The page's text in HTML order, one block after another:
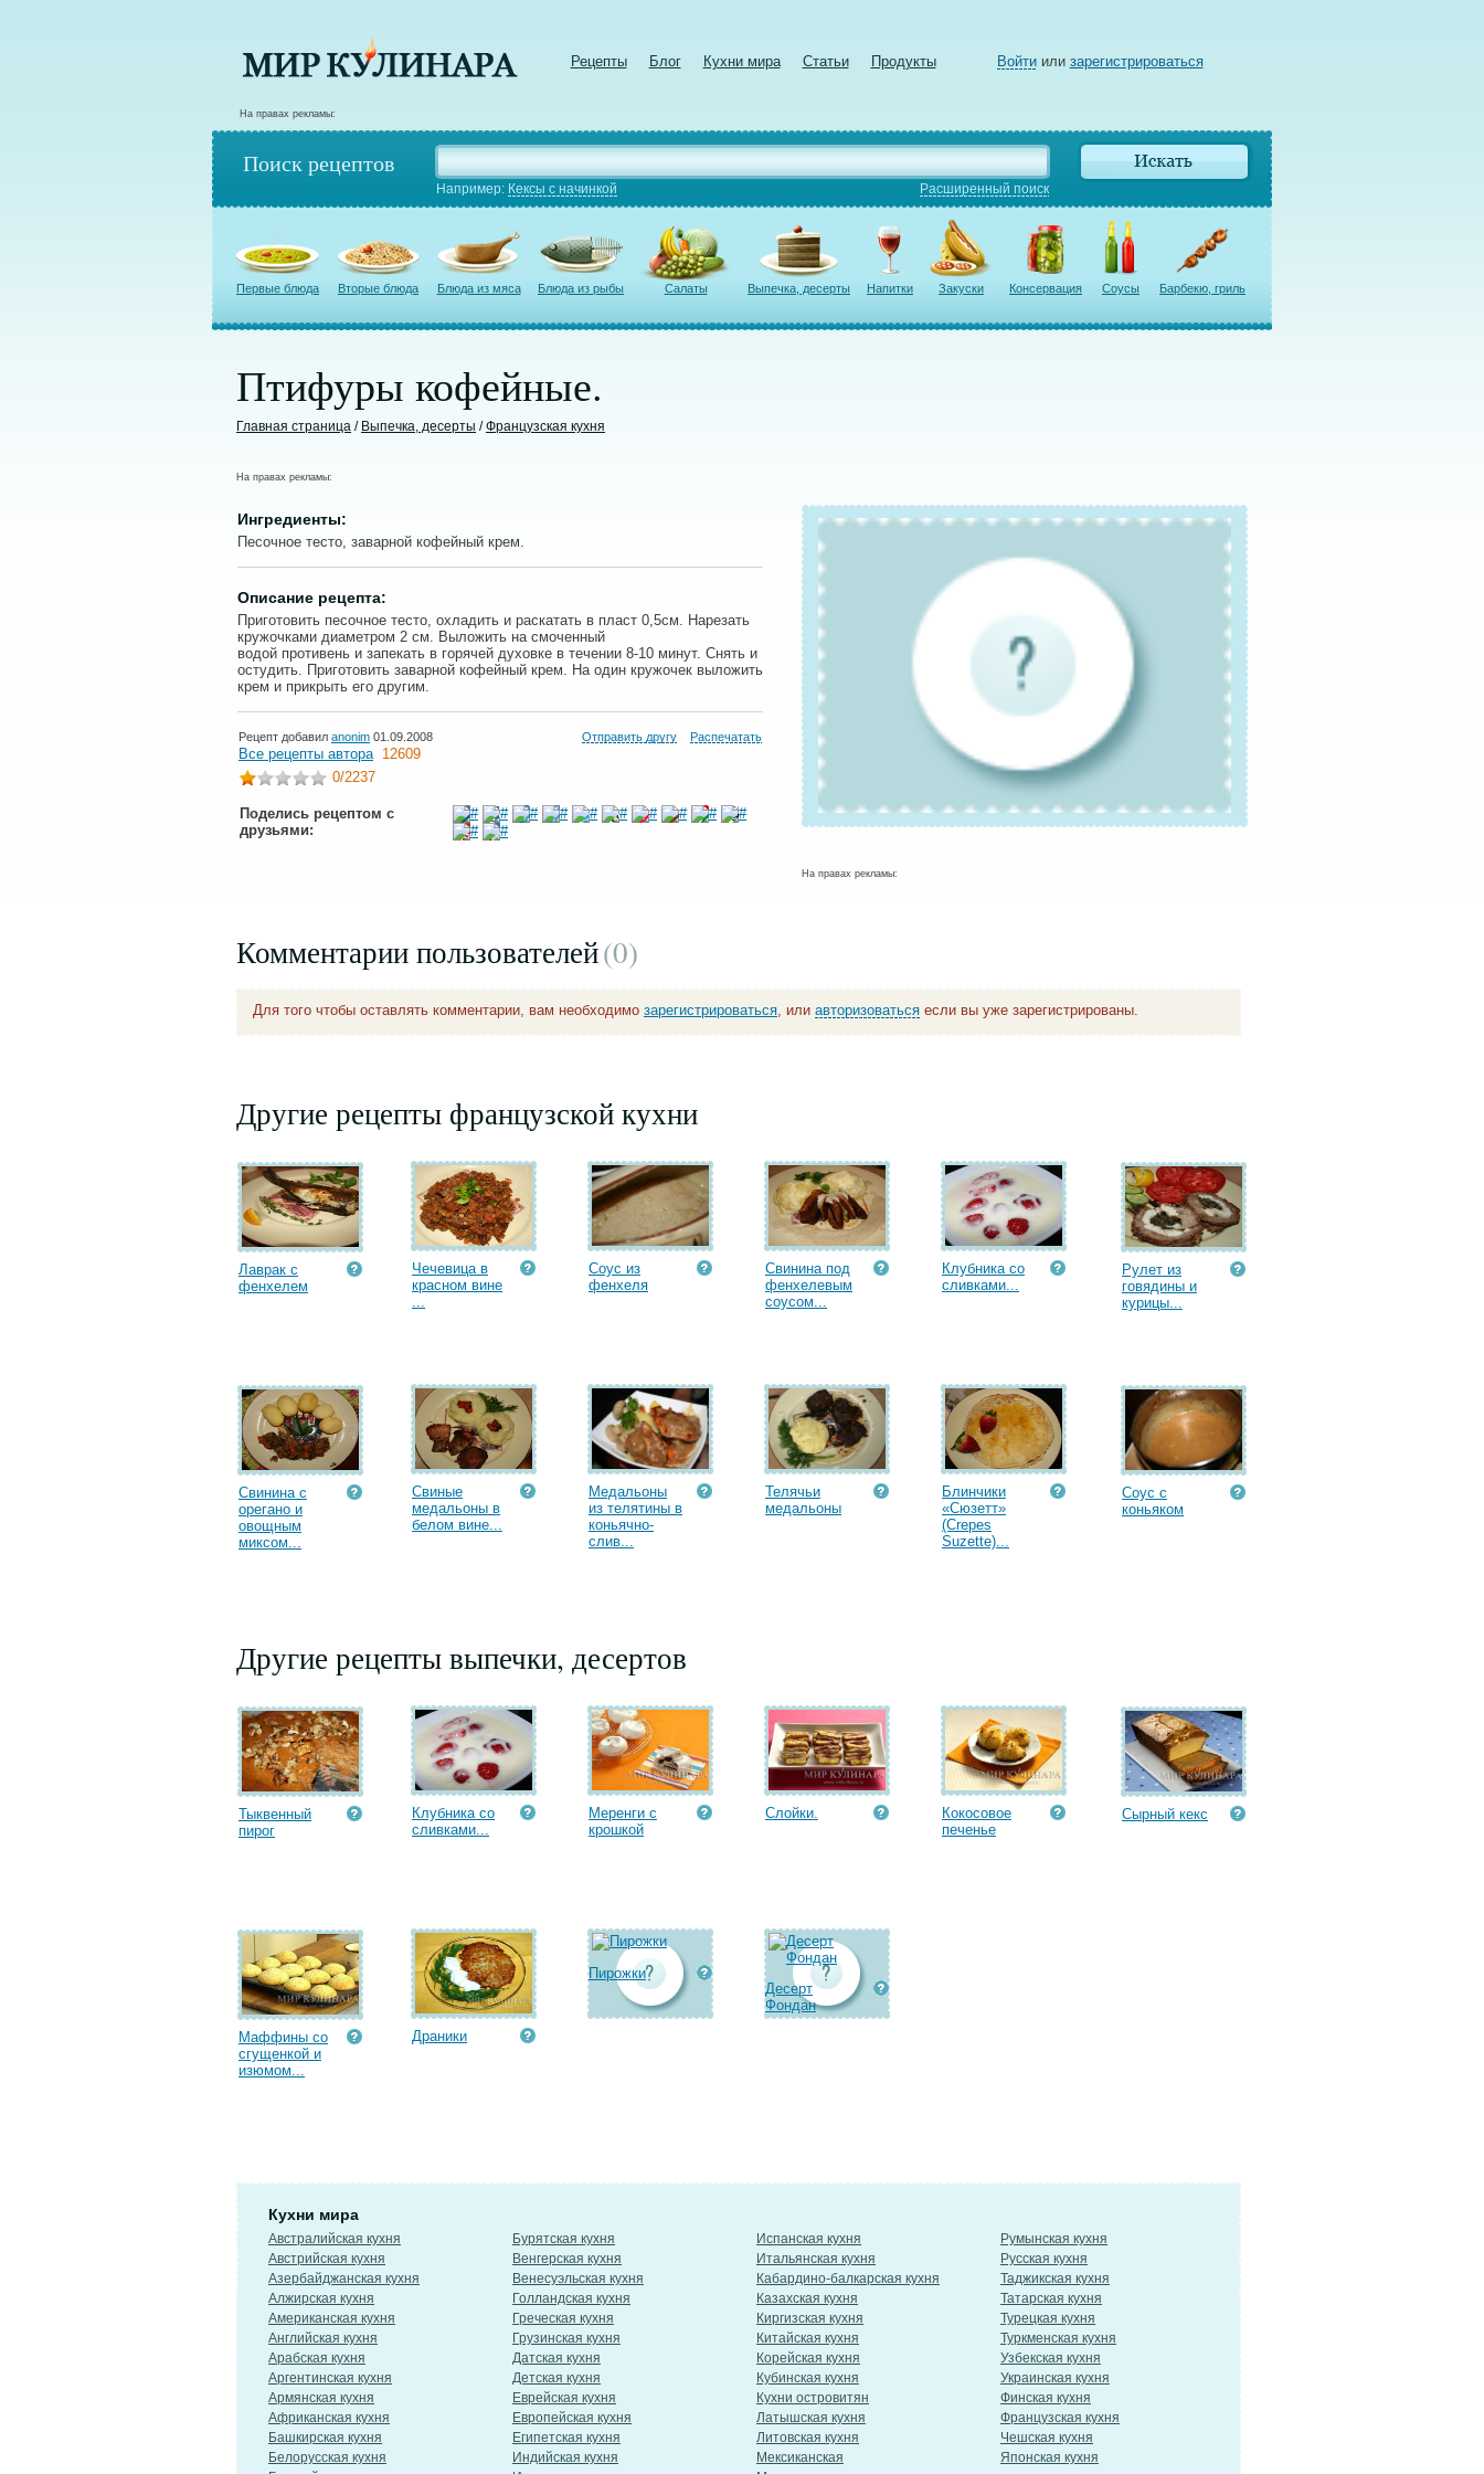
Рецепты Блог Кухни мира Статьи Продукты Войтиили зарегистрироваться
На правах рекламы:
Поиск рецептов
Например: Кексы с начинкой Расширенный поиск
Первые блюда Вторые блюда Блюда из мяса Блюда из рыбы Салаты Выпечка, десерты Напитки Закуски Консервация Соусы Барбекю, гриль
Птифуры кофейные.
Главная страница / Выпечка, десерты /Французская кухня
На правах рекламы:
Ингредиенты:
Песочное тесто, заварной кофейный крем.
Описание рецепта:
Приготовить песочное тесто, охладить и раскатать в пласт 0,5см. Нарезать
кружочками диаметром 2 см. Выложить на смоченный
водой противень и запекать в горячей духовке в течении 8-10 минут. Снять и
остудить. Приготовить заварной кофейный крем. На один кружочек выложить
крем и прикрыть его другим.
Рецепт добавил anonim 01.09.2008 Отправить другу Распечатать
Все рецепты автора 12609
0/2237
Поделись рецептом с
друзьями:
На правах рекламы:
Комментарии пользователей(0)
Для того чтобы оставлять комментарии, вам необходимо зарегистрироваться, или авторизоваться если вы уже зарегистрированы.
Другие рецепты французской кухни
Лаврак с
фенхелем
Чечевица в
красном вине
...
Соус из
фенхеля
Свинина под
фенхелевым
соусом...
Клубника со
сливками...
Рулет из
говядины и
курицы...
Свинина с
орегано и
овощным
миксом...
Свиные
медальоны в
белом вине...
Медальоны
из телятины в
коньячно-
слив...
Телячьи
медальоны
Блинчики
«Сюзетт»
(Crepes
Suzette)...
Соус с
коньяком
Другие рецепты выпечки, десертов
Тыквенный
пирог
Клубника со
сливками...
Меренги с
крошкой
Слойки.
Кокосовое
печенье
Сырный кекс
Маффины со
сгущенкой и
изюмом...
Драники
Пирожки
Десерт
Фондан
Кухни мира
Австралийская кухня
Австрийская кухня
Азербайджанская кухня
Алжирская кухня
Американская кухня
Английская кухня
Арабская кухня
Аргентинская кухня
Армянская кухня
Африканская кухня
Башкирская кухня
Белорусская кухня
Бурятская кухня
Венгерская кухня
Венесуэльская кухня
Голландская кухня
Греческая кухня
Грузинская кухня
Датская кухня
Детская кухня
Еврейская кухня
Европейская кухня
Египетская кухня
Индийская кухня
Испанская кухня
Итальянская кухня
Кабардино-балкарская кухня
Казахская кухня
Киргизская кухня
Китайская кухня
Корейская кухня
Кубинская кухня
Кухни островитян
Латышская кухня
Литовская кухня
Мексиканская
Румынская кухня
Русская кухня
Таджикская кухня
Татарская кухня
Турецкая кухня
Туркменская кухня
Узбекская кухня
Украинская кухня
Финская кухня
Французская кухня
Чешская кухня
Японская кухня